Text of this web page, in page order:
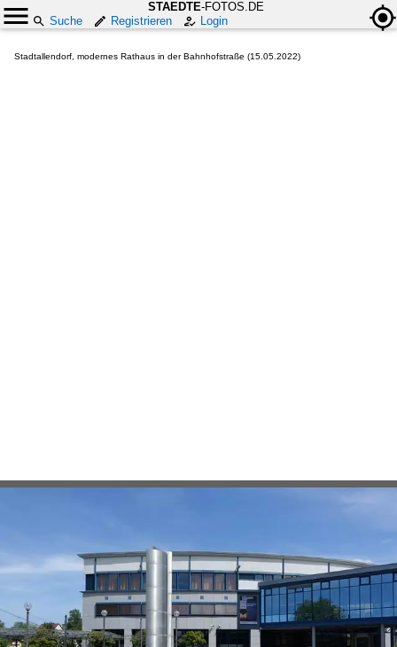
STAEDTE-FOTOS.DE
Suche
Registrieren Login
Stadtallendorf, modernes Rathaus in der Bahnhofstraße (15.05.2022)